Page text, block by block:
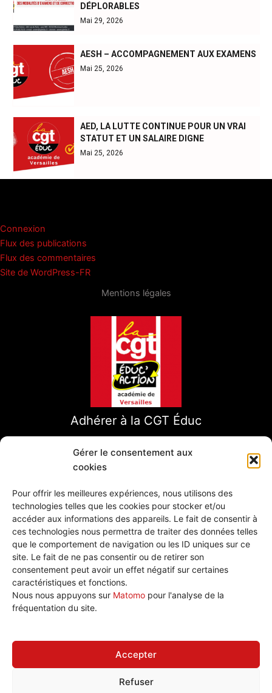
Gérer le consentement aux
cookies
Pour offrir les meilleures expériences, nous utilisons des
technologies telles que les cookies pour stocker et/ou
accéder aux informations des appareils. Le fait de consentir à
ces technologies nous permettra de traiter des données telles
que le comportement de navigation ou les ID uniques sur ce
site. Le fait de ne pas consentir ou de retirer son
consentement peut avoir un effet négatif sur certaines
caractéristiques et fonctions.
Nous nous appuyons sur Matomo pour l'analyse de la
fréquentation du site.
Accepter
Refuser
DÉPLORABLES
Mai 29, 2026
AESH – ACCOMPAGNEMENT AUX EXAMENS
Mai 25, 2026
AED, LA LUTTE CONTINUE POUR UN VRAI
STATUT ET UN SALAIRE DIGNE
Mai 25, 2026
Connexion
Flux des publications
Flux des commentaires
Site de WordPress-FR
Mentions légales
Adhérer à la CGT Éduc
Nous écrire